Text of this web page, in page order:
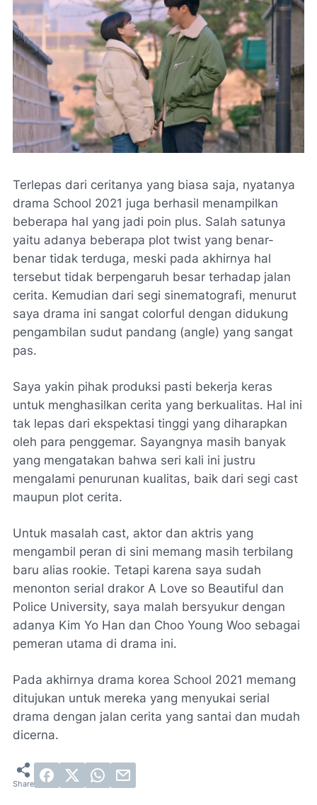
Terlepas dari ceritanya yang biasa saja, nyatanya
drama School 2021 juga berhasil menampilkan
beberapa hal yang jadi poin plus. Salah satunya
yaitu adanya beberapa plot twist yang benar-
benar tidak terduga, meski pada akhirnya hal
tersebut tidak berpengaruh besar terhadap jalan
cerita. Kemudian dari segi sinematografi, menurut
saya drama ini sangat colorful dengan didukung
pengambilan sudut pandang (angle) yang sangat
pas.
Saya yakin pihak produksi pasti bekerja keras
untuk menghasilkan cerita yang berkualitas. Hal ini
tak lepas dari ekspektasi tinggi yang diharapkan
oleh para penggemar. Sayangnya masih banyak
yang mengatakan bahwa seri kali ini justru
mengalami penurunan kualitas, baik dari segi cast
maupun plot cerita.
Untuk masalah cast, aktor dan aktris yang
mengambil peran di sini memang masih terbilang
baru alias rookie. Tetapi karena saya sudah
menonton serial drakor A Love so Beautiful dan
Police University, saya malah bersyukur dengan
adanya Kim Yo Han dan Choo Young Woo sebagai
pemeran utama di drama ini.
Pada akhirnya drama korea School 2021 memang
ditujukan untuk mereka yang menyukai serial
drama dengan jalan cerita yang santai dan mudah
dicerna.